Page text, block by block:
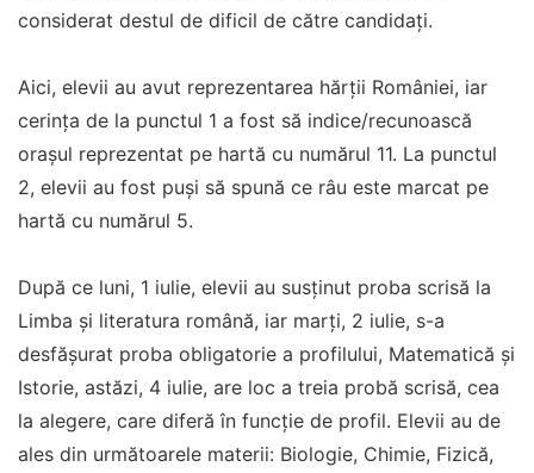
considerat destul de dificil de către candidați.
Aici, elevii au avut reprezentarea hărții României, iar
cerința de la punctul 1 a fost să indice/recunoască
orașul reprezentat pe hartă cu numărul 11. La punctul
2, elevii au fost puși să spună ce râu este marcat pe
hartă cu numărul 5.
După ce luni, 1 iulie, elevii au susținut proba scrisă la
Limba şi literatura română, iar marți, 2 iulie, s-a
desfăşurat proba obligatorie a profilului, Matematică şi
Istorie, astăzi, 4 iulie, are loc a treia probă scrisă, cea
la alegere, care diferă în funcție de profil. Elevii au de
ales din următoarele materii: Biologie, Chimie, Fizică,